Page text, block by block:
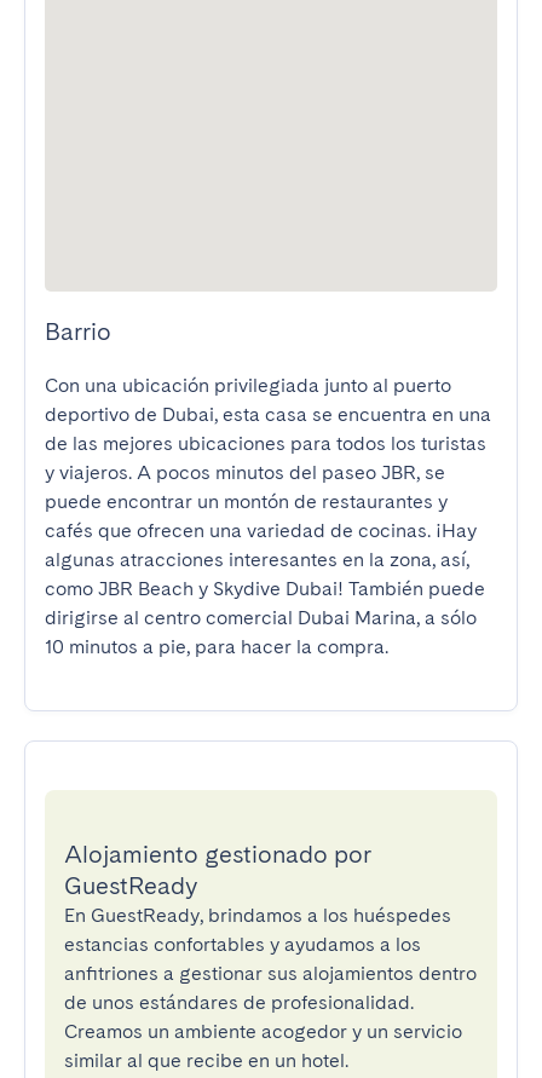
Barrio
Con una ubicación privilegiada junto al puerto
deportivo de Dubai, esta casa se encuentra en una
de las mejores ubicaciones para todos los turistas
y viajeros. A pocos minutos del paseo JBR, se
puede encontrar un montón de restaurantes y
cafés que ofrecen una variedad de cocinas. ¡Hay
algunas atracciones interesantes en la zona, así,
como JBR Beach y Skydive Dubai! También puede
dirigirse al centro comercial Dubai Marina, a sólo
10 minutos a pie, para hacer la compra.
Alojamiento gestionado por
GuestReady
En GuestReady, brindamos a los huéspedes
estancias confortables y ayudamos a los
anfitriones a gestionar sus alojamientos dentro
de unos estándares de profesionalidad.
Creamos un ambiente acogedor y un servicio
similar al que recibe en un hotel.